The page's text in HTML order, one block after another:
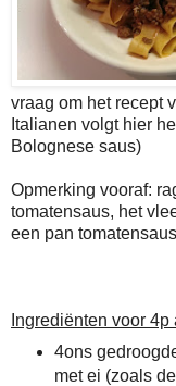
vraag om het recept
Italianen volgt hier
Bolognese saus)
Opmerking vooraf:
tomatensaus, het
een pan tomatensaus
Ingrediënten voor
4ons
met ei (zoals